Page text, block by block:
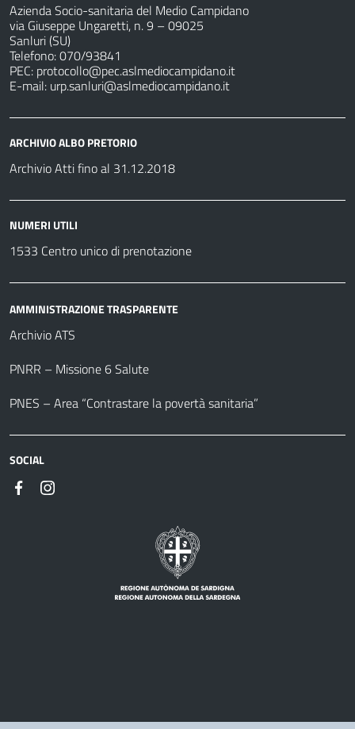
Azienda Socio-sanitaria del Medio Campidano
via Giuseppe Ungaretti, n. 9 – 09025
Sanluri (SU)
Telefono: 070/93841
PEC: protocollo@pec.aslmediocampidano.it
E-mail: urp.sanluri@aslmediocampidano.it
ARCHIVIO ALBO PRETORIO
Archivio Atti fino al 31.12.2018
NUMERI UTILI
1533 Centro unico di prenotazione
AMMINISTRAZIONE TRASPARENTE
Archivio ATS
PNRR – Missione 6 Salute
PNES – Area “Contrastare la povertà sanitaria”
SOCIAL